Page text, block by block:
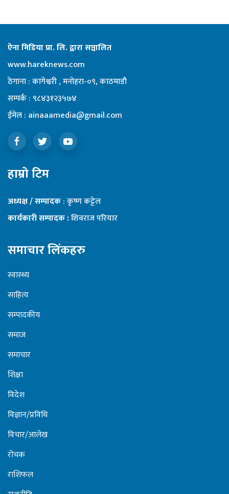
ऐना मिडिया प्रा. लि. द्वारा सञ्चालित
www.hareknews.com
ठेगाना : कागेश्वरी , मनाेहरा-०९, काठमाडाै
सम्पर्क : ९८४३१२३५७४
ईमेल : ainaaamedia@gmail.com
हाम्रो टिम
अध्यक्ष / सम्पादक: कृष्ण कट्टेल
कार्यकारी सम्पादक :शिवराज परियार
समाचार लिंकहरु
स्वास्थ्य
साहित्य
सम्पादकीय
समाज
समाचार
शिक्षा
विदेश
विज्ञान/प्रविधि
विचार/आलेख
रोचक
राशिफल